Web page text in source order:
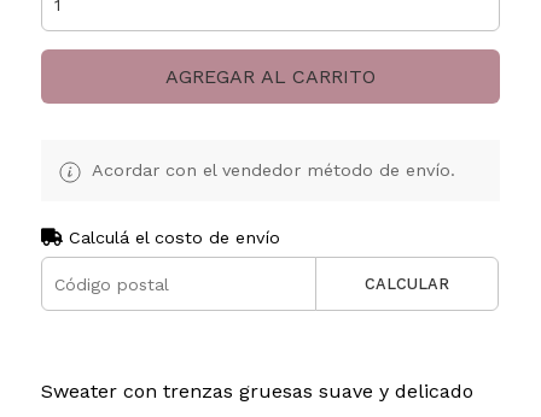
AGREGAR AL CARRITO
Acordar con el vendedor método de envío.
Calculá el costo de envío
CALCULAR
Sweater con trenzas gruesas suave y delicado